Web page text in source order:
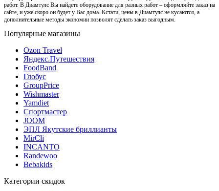
работ. В Диамтулс Вы найдете оборудование для разных работ – оформляйте заказ на
сайте, и уже скоро он будет у Вас дома. Кстати, цены в Диамтулс не кусаются, а
дополнительные методы экономии позволят сделать заказ выгодным.
Популярные магазины
Ozon Travel
Яндекс.Путешествия
FoodBand
Глобус
GroupPrice
Wishmaster
Yamdiet
Спортмастер
JOOM
ЭПЛ Якутские бриллианты
MirCli
INCANTO
Randewoo
Bebakids
Категории скидок